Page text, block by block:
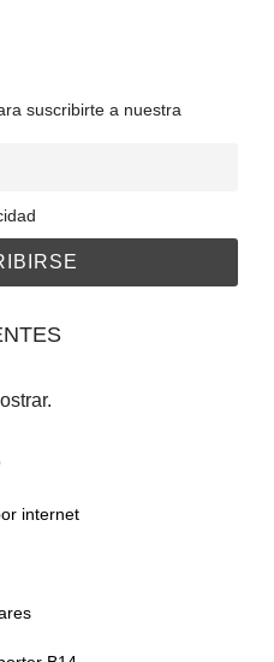
suscribirte a nuestra
internet